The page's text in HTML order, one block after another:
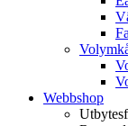
Webbshop